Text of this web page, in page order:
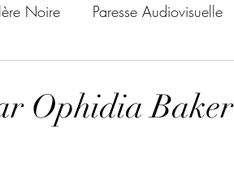
Noire Paresse Audiovisuelle
Ophidia Baker